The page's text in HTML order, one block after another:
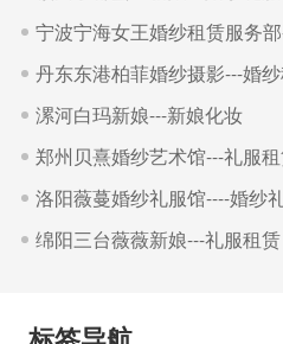
丹东东港柏菲婚纱摄影---婚
漯河白玛新娘---新娘化妆
郑州贝熹婚纱艺术馆---礼服
绵阳三台薇薇新娘---礼服租赁